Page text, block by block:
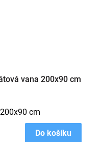
vana 200x90 cm
Do košíku
cm